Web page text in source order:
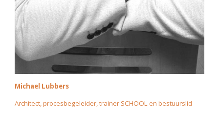
Michael Lubbers
Architect, procesbegeleider, trainer SCHOOL en bestuurslid